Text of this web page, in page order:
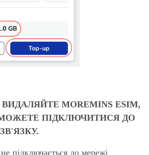
MOREMINS ESIM,
ПІДКЛЮЧИТИСЯ ДО
підключається до мережі